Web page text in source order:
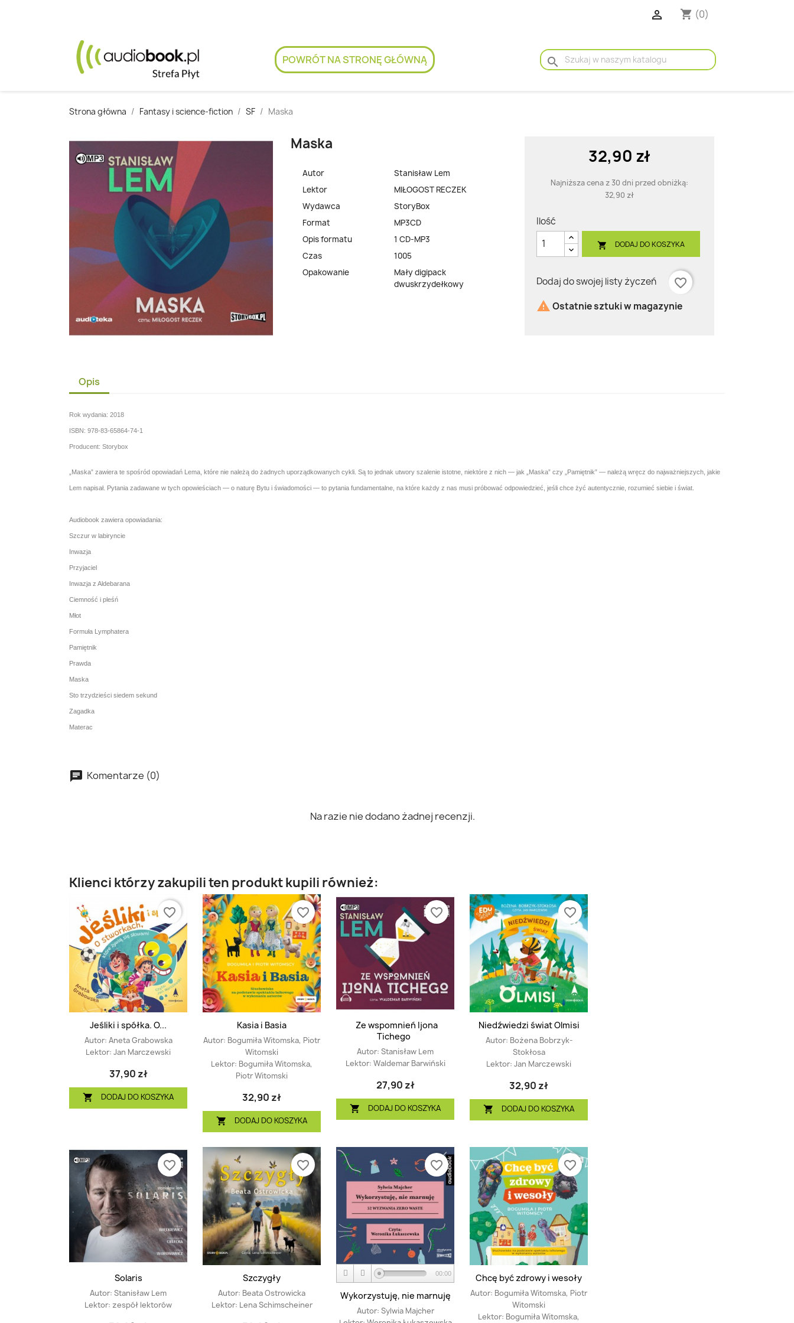
 shopping_cart (0)
POWRÓT NA STRONĘ GŁÓWNĄ search
Strona główna Fantasy i science-fiction SF Maska
Maska
Autor
Stanisław Lem
Lektor
MIŁOGOST RECZEK
Wydawca
StoryBox
Format
MP3CD
Opis formatu
1 CD-MP3
Czas
1005
Opakowanie
Mały digipack
dwuskrzydełkowy
32,90 zł
Najniższa cena z 30 dni przed obniżką:
32,90 zł
Ilość
 DODAJ DO KOSZYKA
Dodaj do swojej listy życzeń
favorite_border
 Ostatnie sztuki w magazynie
Opis
Rok wydania: 2018
ISBN: 978-83-65864-74-1
Producent: Storybox
„Maska” zawiera te spośród opowiadań Lema, które nie należą do żadnych uporządkowanych cykli. Są to jednak utwory szalenie istotne, niektóre z nich — jak „Maska” czy „Pamiętnik” — należą wręcz do najważniejszych, jakie
Lem napisał. Pytania zadawane w tych opowieściach — o naturę Bytu i świadomości — to pytania fundamentalne, na które każdy z nas musi próbować odpowiedzieć, jeśli chce żyć autentycznie, rozumieć siebie i świat.
Audiobook zawiera opowiadania:
Szczur w labiryncie
Inwazja
Przyjaciel
Inwazja z Aldebarana
Ciemność i pleśń
Młot
Formuła Lymphatera
Pamiętnik
Prawda
Maska
Sto trzydzieści siedem sekund
Zagadka
Materac
Komentarze (0)
Na razie nie dodano żadnej recenzji.
Klienci którzy zakupili ten produkt kupili również:
Jeśliki i spółka. O...
Autor: Aneta Grabowska
Lektor: Jan Marczewski
37,90 zł
 DODAJ DO KOSZYKA
favorite_border
Kasia i Basia
Autor: Bogumiła Witomska, Piotr
Witomski
Lektor: Bogumiła Witomska,
Piotr Witomski
32,90 zł
 DODAJ DO KOSZYKA
favorite_border
Ze wspomnień Ijona
Tichego
Autor: Stanisław Lem
Lektor: Waldemar Barwiński
27,90 zł
 DODAJ DO KOSZYKA
favorite_border
Niedźwiedzi świat Olmisi
Autor: Bożena Bobrzyk-
Stokłosa
Lektor: Jan Marczewski
32,90 zł
 DODAJ DO KOSZYKA
favorite_border
Solaris
Autor: Stanisław Lem
Lektor: zespół lektorów
(1)
favorite_border
Szczygły
Autor: Beata Ostrowicka
Lektor: Lena Schimscheiner
favorite_border
00:00
Wykorzystuję, nie marnuję
Autor: Sylwia Majcher
favorite_border
Chcę być zdrowy i wesoły
Autor: Bogumiła Witomska, Piotr
Witomski
Lektor: Bogumiła Witomska,
favorite_border